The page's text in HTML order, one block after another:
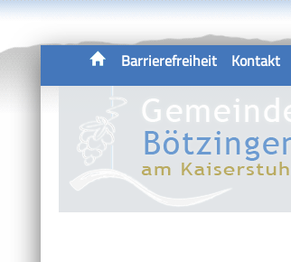
Barrierefreiheit Kontakt